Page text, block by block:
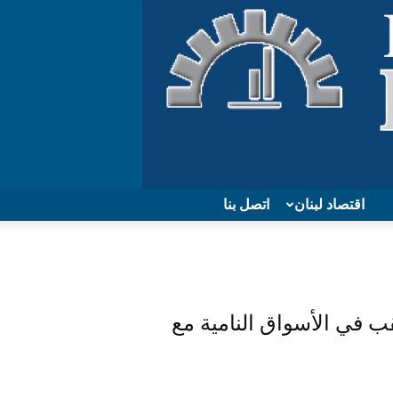
اتصل بنا اقتصاد لبنان
في الأسواق النامية مع